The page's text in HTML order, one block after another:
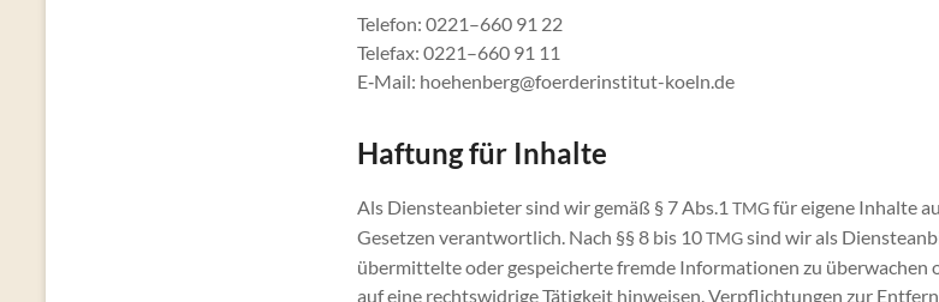
Telefon: 0221–660 91 22
Telefax: 0221–660 91 11
E‑Mail: hoehenberg@foerderinstitut-koeln.de
Haftung für Inhalte
Als Diensteanbieter sind wir gemäß § 7 Abs.1 TMGfür eigene Inhalte
Gesetzen verantwortlich. Nach §§ 8 bis 10TMGsind wir als
übermittelte oder gespeicherte fremde Informationen zu überwachen
auf eine rechtswidrige Tätigkeit hinweisen. Verpflichtungen zur